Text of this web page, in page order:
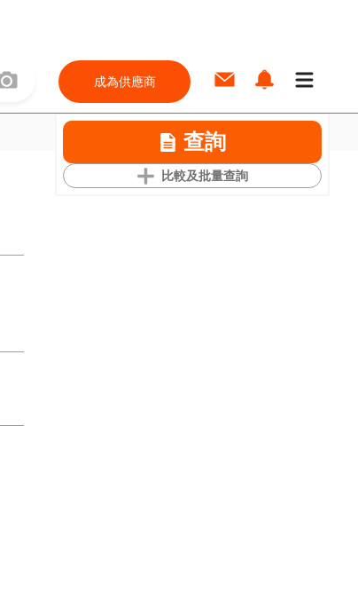
成為供應商
查詢
比較及批量查詢